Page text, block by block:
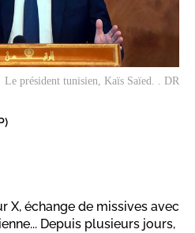
Le président tunisien, Kaïs Saïed. . DR
X, échange de missives avec
Depuis plusieurs jours,